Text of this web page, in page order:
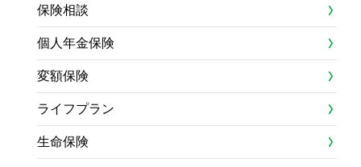
保険相談
個人年金保険
変額保険
ライフプラン
生命保険